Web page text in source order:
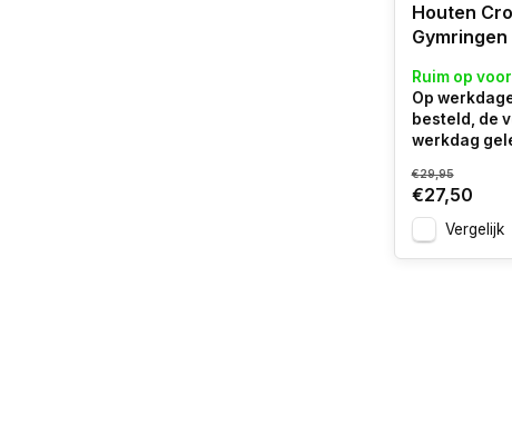
Houten
Gymringen
Ruim op
Op
besteld, de
werkdag
€29,95
€27,50
Vergelijk